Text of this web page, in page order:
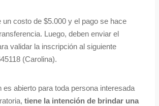
un costo de $5.000 y el pago se hace
Luego, deben enviar el
validar la inscripción al siguiente
(Carolina).
es abierto para toda persona interesada
tiene la intención de brindar una